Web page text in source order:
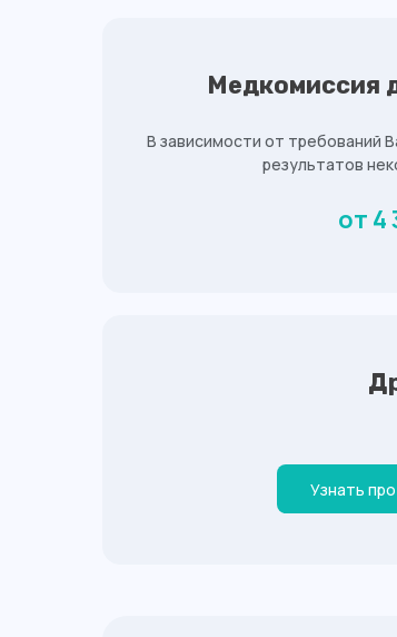
Медкомиссия
В зависимости от требований
результатов
от 4
Узнать